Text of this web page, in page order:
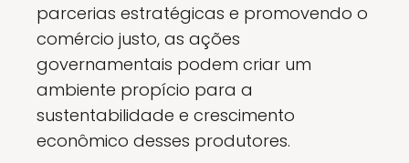
parcerias estratégicas e promovendo o
comércio justo, as ações
governamentais podem criar um
ambiente propício para a
sustentabilidade e crescimento
econômico desses produtores.